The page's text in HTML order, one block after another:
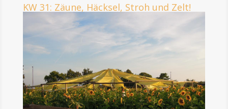
KW 31: Zäune, Häcksel, Stroh und Zelt!